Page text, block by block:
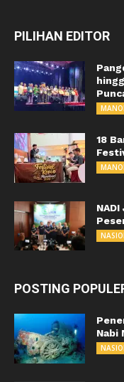
PILIHAN EDITOR
18
POSTING
Nabi